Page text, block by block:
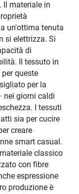
Il materiale in
un'ottima tenuta
si elettrizza. Si
di
Il tessuto in
queste
per la
nei giorni caldi
I tessuti
sia per cucire
creare
smart casual.
classico
con fibre
espressione
produzione è